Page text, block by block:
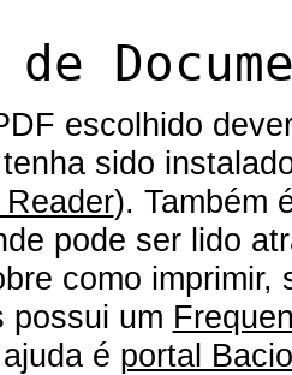
de
escolhido
sido
). Também
pode ser lido
como
possui um
é portal